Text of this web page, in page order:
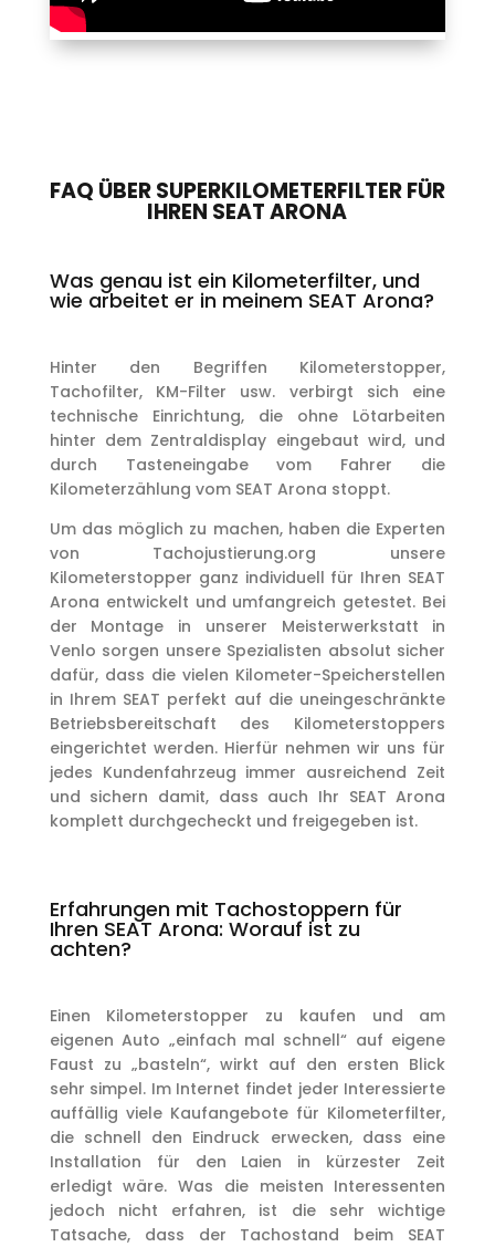
FAQ ÜBER SUPERKILOMETERFILTER FÜR
IHREN SEAT ARONA
Was genau ist ein Kilometerfilter, und
wie arbeitet er in meinem SEAT Arona?
Hinter den Begriffen Kilometerstopper,
Tachofilter, KM-Filter usw. verbirgt sich eine
technische Einrichtung, die ohne Lötarbeiten
hinter dem Zentraldisplay eingebaut wird, und
durch Tasteneingabe vom Fahrer die
Kilometerzählung vom SEAT Arona stoppt.
Um das möglich zu machen, haben die Experten
von Tachojustierung.org unsere
Kilometerstopper ganz individuell für Ihren SEAT
Arona entwickelt und umfangreich getestet. Bei
der Montage in unserer Meisterwerkstatt in
Venlo sorgen unsere Spezialisten absolut sicher
dafür, dass die vielen Kilometer-Speicherstellen
in Ihrem SEAT perfekt auf die uneingeschränkte
Betriebsbereitschaft des Kilometerstoppers
eingerichtet werden. Hierfür nehmen wir uns für
jedes Kundenfahrzeug immer ausreichend Zeit
und sichern damit, dass auch Ihr SEAT Arona
komplett durchgecheckt und freigegeben ist.
Erfahrungen mit Tachostoppern für
Ihren SEAT Arona: Worauf ist zu
achten?
Einen Kilometerstopper zu kaufen und am
eigenen Auto „einfach mal schnell“ auf eigene
Faust zu „basteln“, wirkt auf den ersten Blick
sehr simpel. Im Internet findet jeder Interessierte
auffällig viele Kaufangebote für Kilometerfilter,
die schnell den Eindruck erwecken, dass eine
Installation für den Laien in kürzester Zeit
erledigt wäre. Was die meisten Interessenten
jedoch nicht erfahren, ist die sehr wichtige
Tatsache, dass der Tachostand beim SEAT